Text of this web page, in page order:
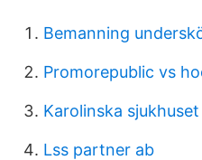
Bemanning
Promorepublic vs
Karolinska
Lss partner ab